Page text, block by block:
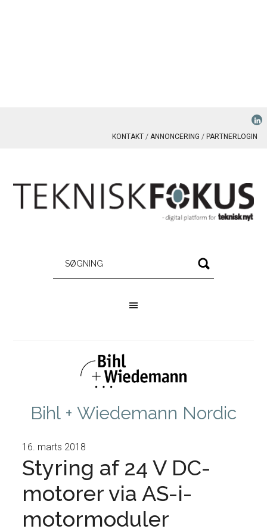
KONTAKT ANNONCERING PARTNERLOGIN
Bihl + Wiedemann Nordic
16. marts 2018
Styring af 24 V DC-
motorer via AS-i-
motormoduler